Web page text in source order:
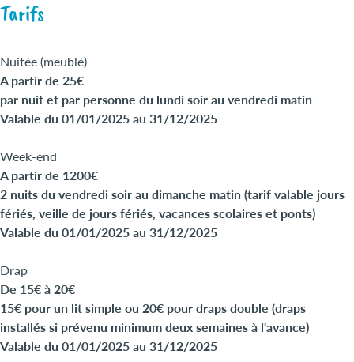
Tarifs
Nuitée (meublé)
A partir de 25€
par nuit et par personne du lundi soir au vendredi matin
Valable du 01/01/2025 au 31/12/2025
Week-end
A partir de 1200€
2 nuits du vendredi soir au dimanche matin (tarif valable jours
fériés, veille de jours fériés, vacances scolaires et ponts)
Valable du 01/01/2025 au 31/12/2025
Drap
De 15€ à 20€
15€ pour un lit simple ou 20€ pour draps double (draps
installés si prévenu minimum deux semaines à l'avance)
Valable du 01/01/2025 au 31/12/2025